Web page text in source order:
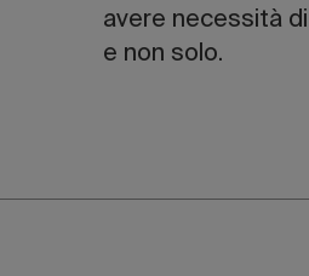
avere necessità
e non solo.